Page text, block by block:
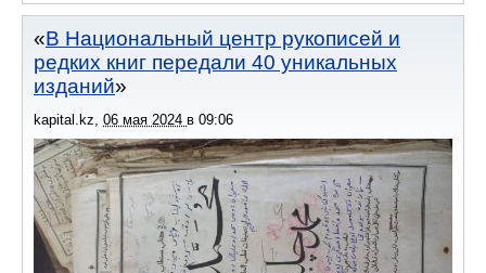
В Национальный центр рукописей и
редких книг передали 40 уникальных
изданий
kapital.kz 06 мая 2024 в 09:06